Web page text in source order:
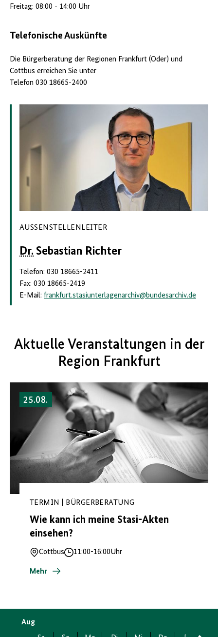
Freitag: 08:00 - 14:00 Uhr
Telefonische Auskünfte
Die Bürgerberatung der Regionen Frankfurt (Oder) und
Cottbus erreichen Sie unter
Telefon 030 18665-2400
AUSSENSTELLENLEITER
Dr. Sebastian Richter
Telefon: 030 18665-2411
Fax: 030 18665-2419
E-Mail: frankfurt.stasiunterlagenarchiv@bundesarchiv.de
Aktuelle Veranstaltungen in der
Region Frankfurt
25.08.
TERMIN | BÜRGERBERATUNG
Wie kann ich meine Stasi-Akten
einsehen?
Ort
Cottbus
Uhrzeit
11:00-16:00Uhr
Mehr
Aug